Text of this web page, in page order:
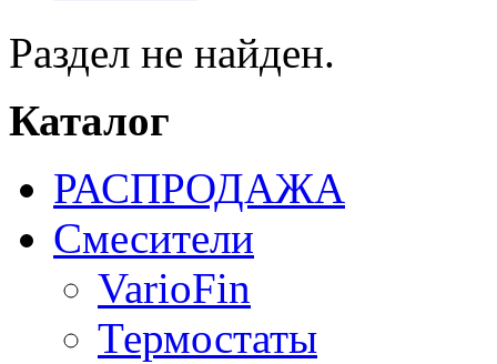
Раздел не найден.
Каталог
РАСПРОДАЖА
Смесители
VarioFin
Термостаты